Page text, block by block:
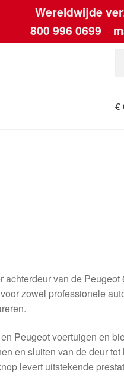
Wereldwijde
800 996 0699
€
van de Peugeot
zowel professionele
Peugeot voertuigen en
en sluiten van de deur
levert uitstekende